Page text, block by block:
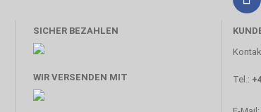
SICHER BEZAHLEN
WIR VERSENDEN MIT Tel.: